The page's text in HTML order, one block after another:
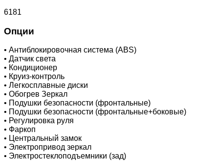
6181
Опции
• Антиблокировочная система (ABS)
• Датчик света
• Кондиционер
• Круиз-контроль
• Легкосплавные диски
• Обогрев Зеркал
• Подушки безопасности (фронтальные)
• Подушки безопасности (фронтальные+боковые)
• Регулировка руля
• Фаркоп
• Центральный замок
• Электропривод зеркал
• Электростеклоподъемники (зад)